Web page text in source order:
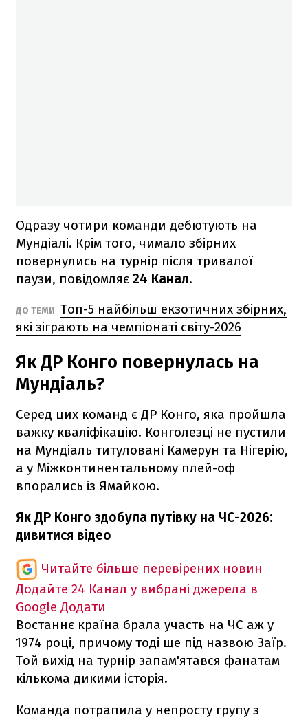
Одразу чотири команди дебютують на
Мундіалі. Крім того, чимало збірних
повернулись на турнір після тривалої
паузи, повідомляє 24 Канал.
ДО ТЕМИ Топ-5 найбільш екзотичних збірних,
які зіграють на чемпіонаті світу-2026
Як ДР Конго повернулась на
Мундіаль?
Серед цих команд є ДР Конго, яка пройшла
важку кваліфікацію. Конголезці не пустили
на Мундіаль титуловані Камерун та Нігерію,
а у Міжконтинентальному плей-оф
впорались із Ямайкою.
Як ДР Конго здобула путівку на ЧС-2026:
дивитися відео
Читайте більше перевірених новин
Додайте 24 Канал у вибрані джерела в
Google Додати
Востаннє країна брала участь на ЧС аж у
1974 році, причому тоді ще під назвою Заїр.
Той вихід на турнір запам'ятався фанатам
кількома дикими історія.
Команда потрапила у непросту групу з